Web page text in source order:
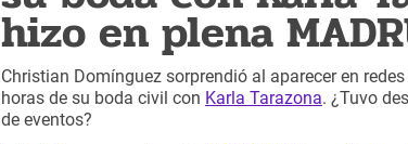
hizo en plena
Christian Domínguez sorprendió al aparecer en
horas de su boda civil con Karla Tarazona. ¿Tuvo
de eventos?